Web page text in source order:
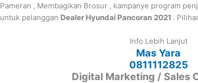
Pameran , Membagikan Brosur , kampanye program
untuk pelanggan Dealer Hyundai Pancoran 2021 .
Info Lebih Lanjut
Mas Yara
0811112825
Digital Marketing / Sales